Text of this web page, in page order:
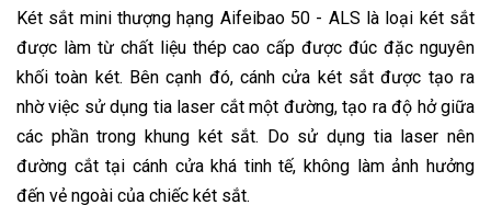
Két sắt mini thượng hạng Aifeibao 50 - ALS là loại két sắt
được làm từ chất liệu thép cao cấp được đúc đặc nguyên
khối toàn két. Bên cạnh đó, cánh cửa két sắt được tạo ra
nhờ việc sử dụng tia laser cắt một đường, tạo ra độ hở giữa
các phần trong khung két sắt. Do sử dụng tia laser nên
đường cắt tại cánh cửa khá tinh tế, không làm ảnh hưởng
đến vẻ ngoài của chiếc két sắt.